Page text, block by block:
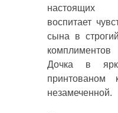
настоящих
воспитает
сына в
Дочка в
принтованом
незамеченной.